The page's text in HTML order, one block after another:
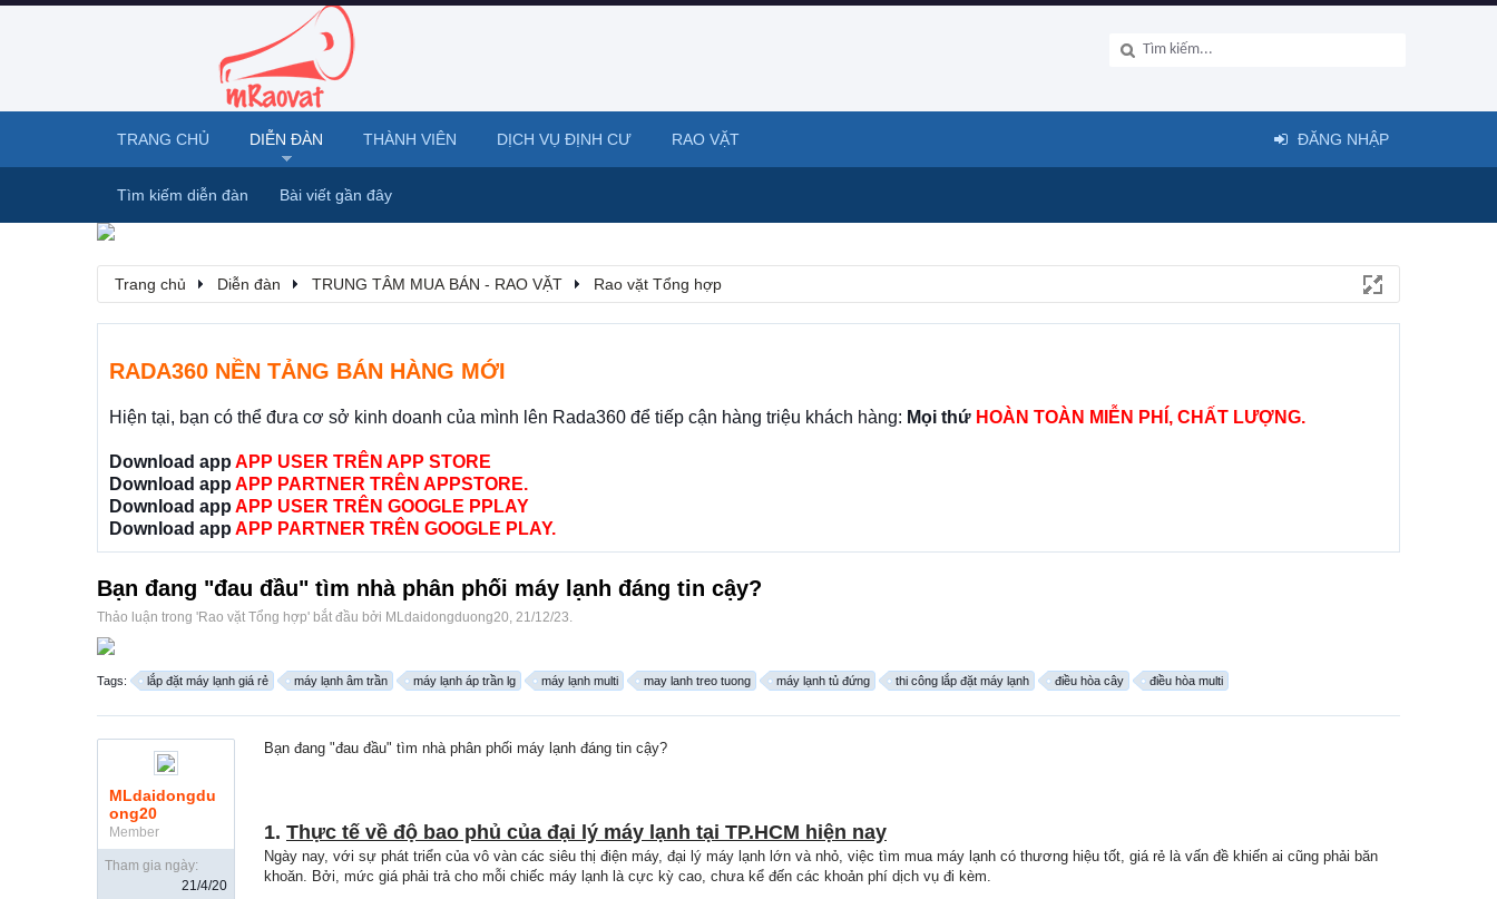
Trang chủ Diễn đàn TRUNG TÂM MUA BÁN - RAO VẶT Rao vặt Tổng hợp
RADA360 NỀN TẢNG BÁN HÀNG MỚI
Hiện tại, bạn có thể đưa cơ sở kinh doanh của mình lên Rada360 để tiếp cận hàng triệu khách hàng: Mọi thứ HOÀN TOÀN MIỄN PHÍ, CHẤT LƯỢNG.
Download app APP USER TRÊN APP STORE
Download app APP PARTNER TRÊN APPSTORE.
Download app APP USER TRÊN GOOGLE PPLAY
Download app APP PARTNER TRÊN GOOGLE PLAY.
Bạn đang "đau đầu" tìm nhà phân phối máy lạnh đáng tin cậy?
Thảo luận trong 'Rao vặt Tổng hợp' bắt đầu bởi MLdaidongduong20, 21/12/23.
Tags: lắp đặt máy lạnh giá rẻ máy lạnh âm trần máy lạnh áp trần lg máy lạnh multi may lanh treo tuong máy lạnh tủ đứng thi công lắp đặt máy lạnh điều hòa cây điều hòa multi
MLdaidongdu
ong20
Member
Tham gia ngày:
21/4/20
Bạn đang "đau đầu" tìm nhà phân phối máy lạnh đáng tin cậy?
1. Thực tế về độ bao phủ của đại lý máy lạnh tại TP.HCM hiện nay
Ngày nay, với sự phát triển của vô vàn các siêu thị điện máy, đại lý máy lạnh lớn và nhỏ, việc tìm mua máy lạnh có thương hiệu tốt, giá rẻ là vấn đề khiến ai cũng phải băn
khoăn. Bởi, mức giá phải trả cho mỗi chiếc máy lạnh là cực kỳ cao, chưa kể đến các khoản phí dịch vụ đi kèm.
TRANG CHỦ DIỄN ĐÀN
Tìm kiếm diễn đàn Bài viết gần đây
THÀNH VIÊN DỊCH VỤ ĐỊNH CƯ RAO VẶT ĐĂNG NHẬP